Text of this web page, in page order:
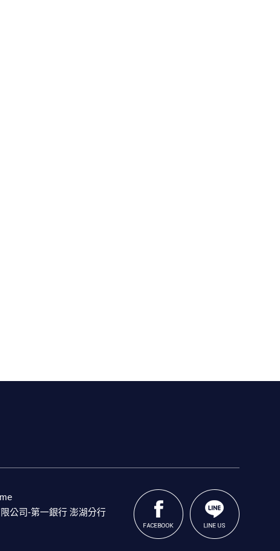
公司-第一銀行 澎湖分行